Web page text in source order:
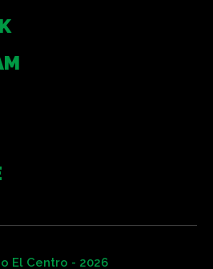
El Centro - 2026